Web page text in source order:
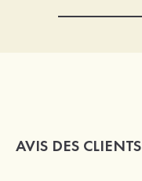
AVIS DES CLIENTS